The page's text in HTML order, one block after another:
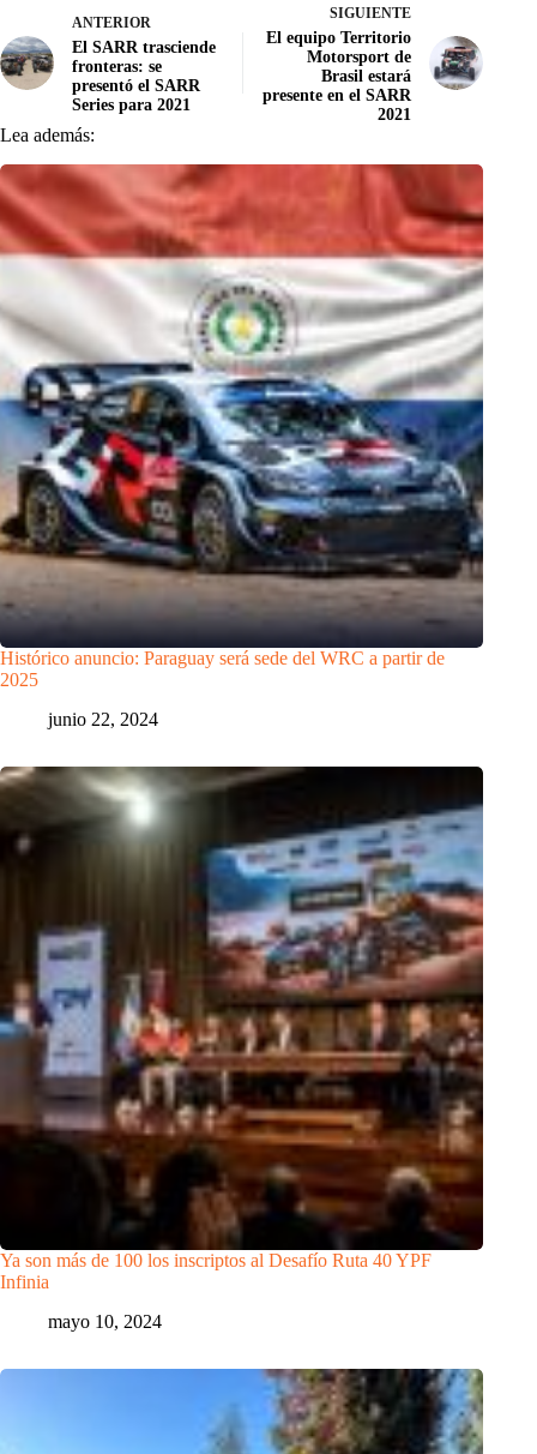
ANTERIOR
El SARR trasciende
fronteras: se
presentó el SARR
Series para 2021
SIGUIENTE
El equipo Territorio
Motorsport de
Brasil estará
presente en el SARR
2021
Lea además:
Histórico anuncio: Paraguay será sede del WRC a partir de
2025
junio 22, 2024
Ya son más de 100 los inscriptos al Desafío Ruta 40 YPF
Infinia
mayo 10, 2024